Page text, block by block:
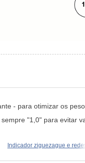
- para otimizar os
"1,0" para evitar
Indicador ziguezague e redes